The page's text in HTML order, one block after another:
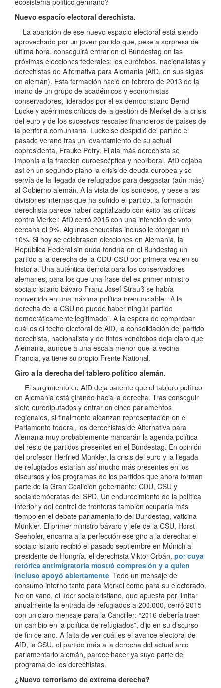
Nuevo espacio electoral derechista.
La aparición de ese nuevo espacio electoral está siendo
aprovechado por un joven partido que, pese a sorpresa de
última hora, conseguirá entrar en el Bundestag en las
próximas elecciones federales: los eurófobos, nacionalistas y
derechistas de Alternativa para Alemania (AfD, en sus siglas
en alemán). Esta formación nació en febrero de 2013 de la
mano de un grupo de académicos y economistas
conservadores, liderados por el ex democristiano Bernd
Lucke y acérrimos críticos de la gestión de Merkel de la crisis
del euro y de los sucesivos rescates financieros de países de
la periferia comunitaria. Lucke se despidió del partido el
pasado verano tras un levantamiento de su actual
copresidenta, Frauke Petry. El ala más derechista se
imponía a la fracción euroescéptica y neoliberal. AfD dejaba
así en un segundo plano la crisis de deuda europea y se
servía de la llegada de refugiados para desgastar (aún más)
al Gobierno alemán. A la vista de los sondeos, y pese a las
divisiones internas que ha sufrido el partido, la formación
derechista parece haber capitalizado con éxito las críticas
contra Merkel: AfD cerró 2015 con una intención de voto
cercana el 9%. Algunas encuestas incluso le otorgan un
10%. Si hoy se celebrasen elecciones en Alemania, la
República Federal sin duda tendría en el Bundestag un
partido a la derecha de la CDU-CSU por primera vez en su
historia. Una auténtica derrota para los conservadores
alemanes, para los que una frase del ex primer ministro
socialcristiano bávaro Franz Josef Strauß se había
convertido en una máxima política irrenunciable: “A la
derecha de la CSU no puede haber ningún partido
democráticamente legitimado”. A la espera de comprobar
cuál es el techo electoral de AfD, la consolidación del partido
derechista, nacionalista y de tintes xenófobos deja claro que
Alemania, aunque a una escala menor que la vecina
Francia, ya tiene su propio Frente National.
Giro a la derecha del tablero político alemán.
El surgimiento de AfD deja patente que el tablero político
en Alemania está girando hacia la derecha. Tras conseguir
siete eurodiputados y entrar en cinco parlamentos
regionales, si finalmente alcanzan representación en el
Parlamento federal, los derechistas de Alternativa para
Alemania muy probablemente marcarán la agenda política
del resto de partidos presentes en el Bundestag. En opinión
del profesor Herfried Münkler, la crisis del euro y la llegada
de refugiados estarían así mucho más presentes en los
discursos y los programas de los partidos que ahora forman
parte de la Gran Coalición gobernante: CDU, CSU y
socialdemócratas del SPD. Un endurecimiento de la política
interior y del control de fronteras también ocuparía más
tiempo en el debate parlamentario del Bundestag, vaticina
Münkler. El primer ministro bávaro y jefe de la CSU, Horst
Seehofer, encarna a la perfección ese giro a la derecha: el
socialcristiano recibió el pasado septiembre en Múnich al
presidente de Hungría, el derechista Viktor Orbán, por cuya
retórica antimigratoria mostró compresión y a quien
incluso apoyó abiertamente. Todo un mensaje de
consumo interno tanto para Merkel como para su electorado.
No en vano, el líder socialcristiano, que apuesta por limitar
anualmente la entrada de refugiados a 200.000, cerró 2015
con un claro mensaje para la Canciller: “2016 debería traer
un cambio en la política de refugiados”, dijo en su discurso
de fin de año. A falta de ver cuál es el avance electoral de
AfD, la CSU, el partido más a la derecha del actual arco
parlamentario alemán, parece hacer ya suyo parte del
programa de los derechistas.
¿Nuevo terrorismo de extrema derecha?